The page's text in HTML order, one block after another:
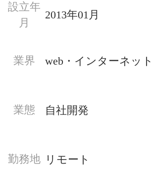
設立年
月
2013年01月
業界 web・インターネット
業態 自社開発
勤務地 リモート